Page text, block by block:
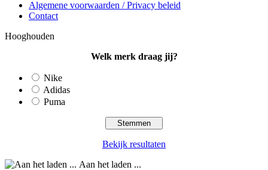
Algemene voorwaarden / Privacy beleid
Contact
Hooghouden
Welk merk draag jij?
Nike
Adidas
Puma
Bekijk resultaten
Aan het laden ...